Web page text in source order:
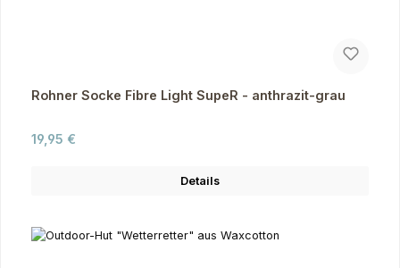
Rohner Socke Fibre Light SupeR - anthrazit-grau
Regulärer Preis:
19,95 €
Details